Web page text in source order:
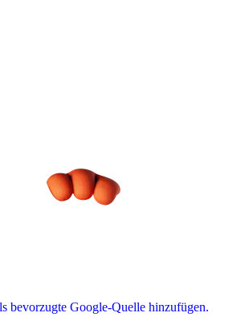
bevorzugte Google-Quelle hinzufügen.